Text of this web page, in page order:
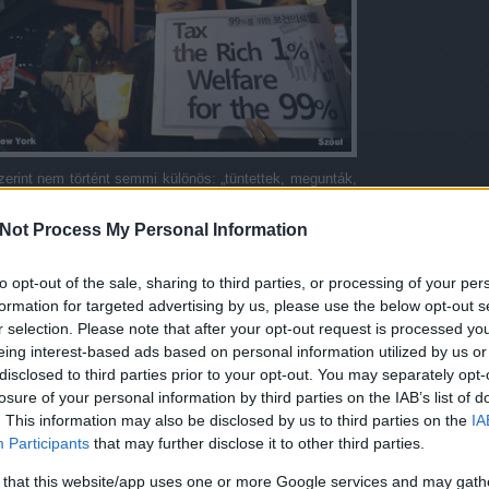
Process My Personal Information
opt-out of the sale, sharing to third parties, or processing of your
for targeted advertising by us, please use the below opt-out
selection. Please note that after your opt-out request is processed
interest-based ads based on personal information utilized by us
to third parties prior to your opt-out. You may separately
of your personal information by third parties on the IAB’s list of
This information may also be disclosed by us to third parties on the
Participants that may further disclose it to other third parties.
that this website/app uses one or more Google services and may
nem történt semmi különös: „tüntettek, megunták,
hogy mivel a látványos, világméretű akciók
és mélyreható változások a hatalmi rendszerek
Részben ennek a hozzáállásnak köszönhetően
veszített lendületéből, tegyük hozzá
az Egyesült Államokban és Nyugat-Európa több
az ilyen jellegű megmozdulások, miközben vannak
föla rendszerkritikus hangok.
az események jellegének és szerepének
tüntetéshullám bontakozott ki, amely mint ilyen,
a részvétel és a társadalmi igazságosság
„az erjedés” már egyébként is zajló folyamata. A
(főleg az amerikai és Nyugat-európai) közbeszédbe,
például a pénzügyi szektor, illetve a gazdasági